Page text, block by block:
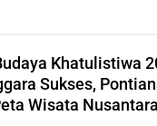
Khatulistiwa
Sukses,
Wisata Nusantara